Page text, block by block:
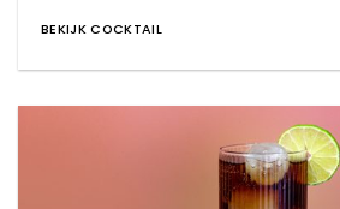
BEKIJK COCKTAIL